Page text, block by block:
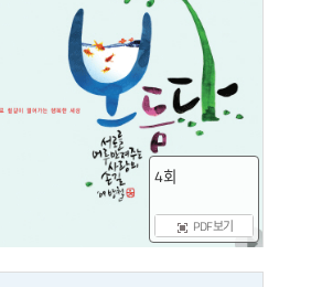
4회
PDF 보기